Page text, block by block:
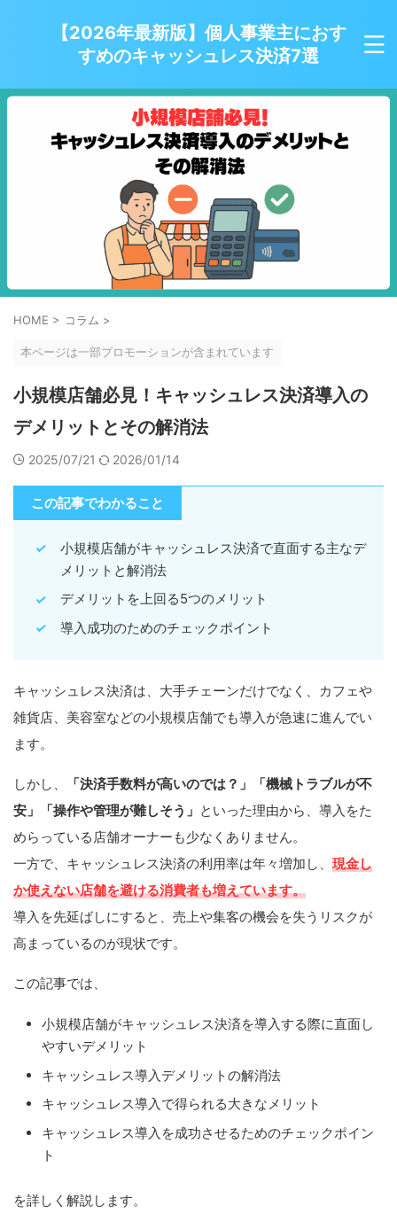
【2026年最新版】個人事業主におす
すめのキャッシュレス決済7選
HOME > コラム >
本ページは一部プロモーションが含まれています
小規模店舗必見！キャッシュレス決済導入の
デメリットとその解消法
2025/07/21 2026/01/14
この記事でわかること
小規模店舗がキャッシュレス決済で直面する主なデ
メリットと解消法
デメリットを上回る5つのメリット
導入成功のためのチェックポイント
キャッシュレス決済は、大手チェーンだけでなく、カフェや
雑貨店、美容室などの小規模店舗でも導入が急速に進んでい
ます。
しかし、
「決済手数料が高いのでは？」「機械トラブルが不
安」「操作や管理が難しそう」 といった理由から、導入をた
めらっている店舗オーナーも少なくありません。
一方で、キャッシュレス決済の利用率は年々増加し、 現金し
か使えない店舗を避ける消費者も増えています。
導入を先延ばしにすると、売上や集客の機会を失うリスクが
高まっているのが現状です。
この記事では、
小規模店舗がキャッシュレス決済を導入する際に直面し
やすいデメリット
キャッシュレス導入デメリットの解消法
キャッシュレス導入で得られる大きなメリット
キャッシュレス導入を成功させるためのチェックポイン
ト
を詳しく解説します。